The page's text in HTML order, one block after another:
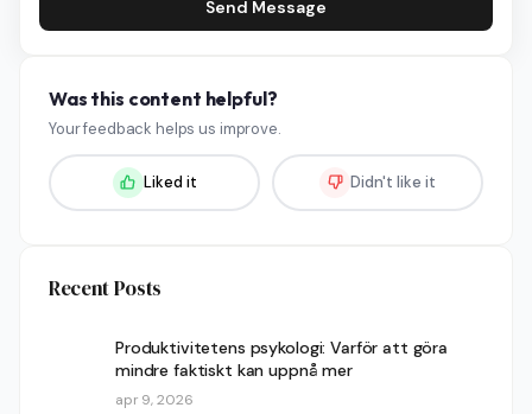
Send Message
Was this content helpful?
Your feedback helps us improve.
Liked it Didn't like it
Recent Posts
Produktivitetens psykologi: Varför att göra
mindre faktiskt kan uppnå mer
apr 9, 2026